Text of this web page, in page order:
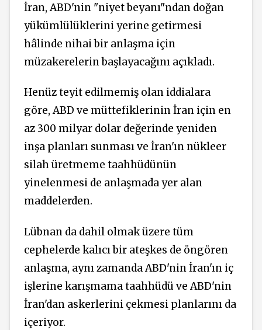
İran, ABD'nin "niyet beyanı"ndan doğan
yükümlülüklerini yerine getirmesi
hâlinde nihai bir anlaşma için
müzakerelerin başlayacağını açıkladı.
Henüz teyit edilmemiş olan iddialara
göre, ABD ve müttefiklerinin İran için en
az 300 milyar dolar değerinde yeniden
inşa planları sunması ve İran'ın nükleer
silah üretmeme taahhüdünün
yinelenmesi de anlaşmada yer alan
maddelerden.
Lübnan da dahil olmak üzere tüm
cephelerde kalıcı bir ateşkes de öngören
anlaşma, aynı zamanda ABD'nin İran'ın iç
işlerine karışmama taahhüdü ve ABD'nin
İran'dan askerlerini çekmesi planlarını da
içeriyor.